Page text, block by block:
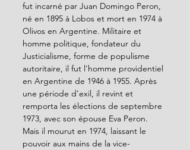
fut incarné par Juan Domingo Peron,
né en 1895 à Lobos et mort en 1974 à
Olivos en Argentine. Militaire et
homme politique, fondateur du
Justicialisme, forme de populisme
autoritaire, il fut l'homme providentiel
en Argentine de 1946 à 1955. Après
une période d'exil, il revint et
remporta les élections de septembre
1973, avec son épouse Eva Peron.
Mais il mourut en 1974, laissant le
pouvoir aux mains de la vice-